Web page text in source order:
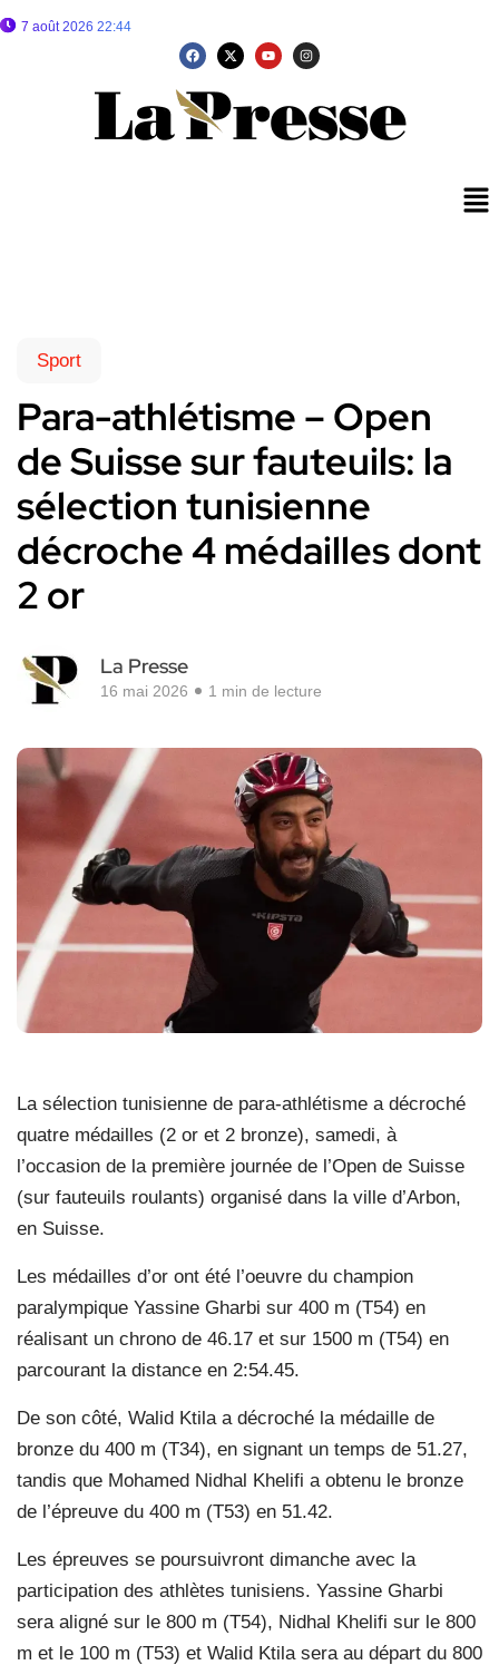
7 août 2026 22:44
Sport
Para-athlétisme – Open
de Suisse sur fauteuils: la
sélection tunisienne
décroche 4 médailles dont
2 or
La Presse
16 mai 2026 1 min de lecture
La sélection tunisienne de para-athlétisme a décroché
quatre médailles (2 or et 2 bronze), samedi, à
l’occasion de la première journée de l’Open de Suisse
(sur fauteuils roulants) organisé dans la ville d’Arbon,
en Suisse.
Les médailles d’or ont été l’oeuvre du champion
paralympique Yassine Gharbi sur 400 m (T54) en
réalisant un chrono de 46.17 et sur 1500 m (T54) en
parcourant la distance en 2:54.45.
De son côté, Walid Ktila a décroché la médaille de
bronze du 400 m (T34), en signant un temps de 51.27,
tandis que Mohamed Nidhal Khelifi a obtenu le bronze
de l’épreuve du 400 m (T53) en 51.42.
Les épreuves se poursuivront dimanche avec la
participation des athlètes tunisiens. Yassine Gharbi
sera aligné sur le 800 m (T54), Nidhal Khelifi sur le 800
m et le 100 m (T53) et Walid Ktila sera au départ du 800